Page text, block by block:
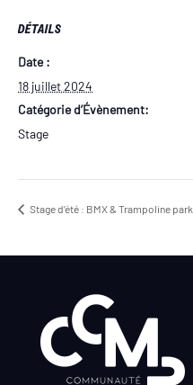
DÉTAILS
Date :
18 juillet 2024
Catégorie d’Évènement:
Stage
Stage d’été : BMX & Trampoline park